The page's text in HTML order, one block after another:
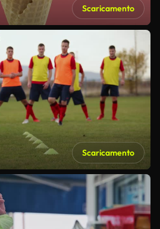
Scaricamento
Scaricamento